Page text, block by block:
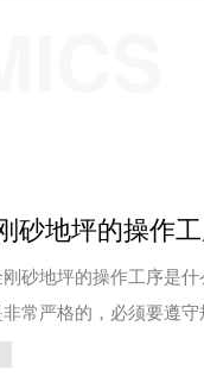
砂地坪的操作
地坪的操作工序是什
非常严格的，必须要遵